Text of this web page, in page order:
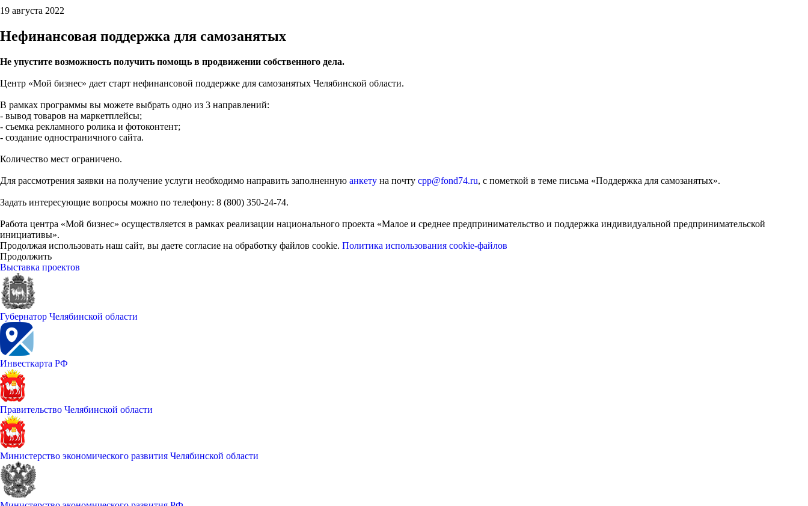
19 августа 2022
Нефинансовая поддержка для самозанятых
Не упустите возможность получить помощь в продвижении собственного дела.
Центр «Мой бизнес» дает старт нефинансовой поддержке для самозанятых Челябинской области.
В рамках программы вы можете выбрать одно из 3 направлений:
- вывод товаров на маркетплейсы;
- съемка рекламного ролика и фотоконтент;
- создание одностраничного сайта.
Количество мест ограничено.
Для рассмотрения заявки на получение услуги необходимо направить заполненную анкету на почту cpp@fond74.ru, с пометкой в теме письма «Поддержка для самозанятых».
Задать интересующие вопросы можно по телефону: 8 (800) 350-24-74.
Работа центра «Мой бизнес» осуществляется в рамках реализации национального проекта «Малое и среднее предпринимательство и поддержка индивидуальной предпринимательской
инициативы».
Продолжая использовать наш сайт, вы даете согласие на обработку файлов cookie. Политика использования cookie-файлов
Продолжить
Выставка проектов
Губернатор Челябинской области
Инвесткарта РФ
Правительство Челябинской области
Министерство экономического развития Челябинской области